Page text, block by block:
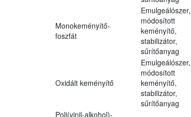
Monokeményítő-
foszfát
Emulgeálószer,
módosított
keményítő,
stabilizátor,
sűrítőanyag
Oxidált keményítő
Emulgeálószer,
módosított
keményítő,
stabilizátor,
sűrítőanyag
Poli(vinil-alkohol)-